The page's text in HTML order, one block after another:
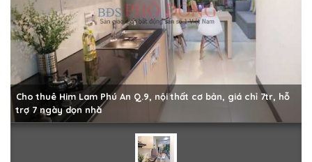
Cho thuê Him Lam Phú An Q.9, nội thất cơ bản, giá chỉ 7tr, hỗ
trợ 7 ngày dọn nhà